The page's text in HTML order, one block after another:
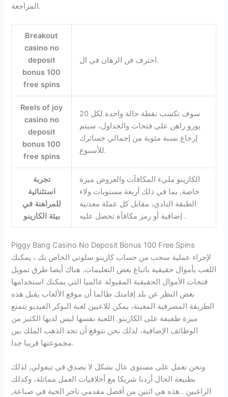
المراجعة.
Breakout
casino no
deposit
bonus 100
free spins
احترف فن الرهان في ال.
Reels of joy
casino no
deposit
bonus 100
free spins
سوف تكسب نقطة حالة واحدة لكل 20
يورو راهن على فتحات والجداول، سيتم
إرجاع نسبة مئوية من إجمالي خسائرك
للأسبوع.
تجربة
استثنائية
للمراهنة في
بيئة الكازينو
الكازينو مليء المكافآت والعروض ميزة
خاصة, بما في ذلك أربعة مستويات ولاء
الطبقة النادي، مقابل كل عملة معدنية
إضافية أو رمز مكافأة تحصل عليه .
Piggy Bang Casino No Deposit Bonus 100 Free Spins
لإجراء عملية سحب من حساب كازينو سلوتي الخاص بك ، يمكنك
اللعب بأموال حقيقية باتباع بعض التعليمات. هناك أيضا طرق تمويل
فتحات الأموال الحقيقية المقبولة عالميا التي يمكنك استخدامها
بغض النظر عن بلد إقامتك طالما أن موقع الألعاب يقبل هذه
الطريقة المصرفية المعينة، يمكن للاعبين لعبة البوكر الفيديو يتمتع
ميزة طفيفة على الكازينو. اللعبة نفسها ليس لديها الكثير من
الوظائف الإضافية، لذلك نحن نتوقع أن تجد الذهب الملك بين
مجموعتها قريبا جدا.
ونحن نعمل على مستوى عال بشكل لا يصدق في تيفولي, لذلك
بطبيعة الحال أردنا شريكا مع أخلاقيات العمل مماثلة، وكذلك
الراغبين . هذه هي اثنين من أفضل مقدمي تاجر الحية في صناعة,